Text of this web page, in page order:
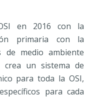
en 2016 con la
primaria con la
de medio ambiente
un sistema de
para toda la OSI,
para cada